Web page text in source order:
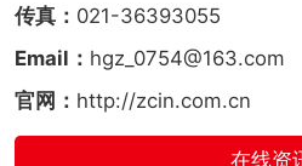
传真： 021-36393055
Email： hgz_0754@163.com
官网： http://zcin.com.cn
在线资